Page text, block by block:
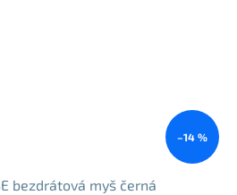
–14 %
bezdrátová myš černá